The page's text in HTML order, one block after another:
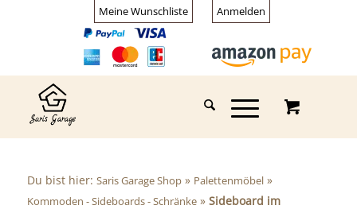
Meine Wunschliste Anmelden
Du bist hier: Saris Garage Shop» Palettenmöbel»
Kommoden - Sideboards - Schränke» Sideboard im